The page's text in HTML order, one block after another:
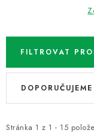
FILTROVAT
V
i
Stránka 1 z 1 - 15
Ř
e
DOPORUČUJEME